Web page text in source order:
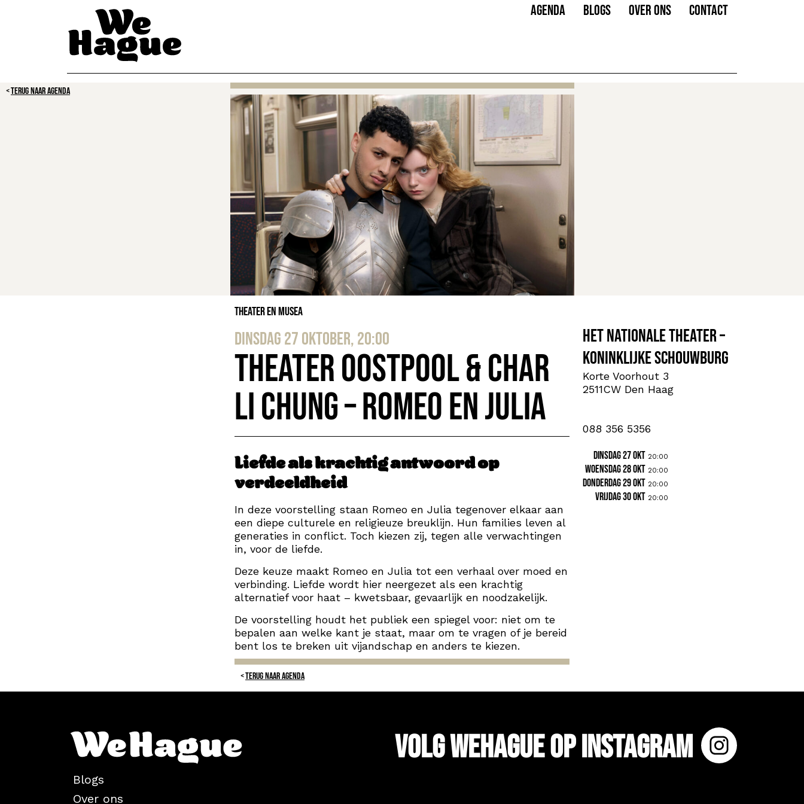
AGENDA BLOGS OVER ONS CONTACT
TERUG NAAR AGENDA
Theater en Musea
dinsdag 27 oktober, 20:00
Theater Oostpool & Char
Li Chung – Romeo en Julia
Liefde als krachtig antwoord op
verdeeldheid
In deze voorstelling staan Romeo en Julia tegenover elkaar aan
een diepe culturele en religieuze breuklijn. Hun families leven al
generaties in conflict. Toch kiezen zij, tegen alle verwachtingen
in, voor de liefde.
Deze keuze maakt Romeo en Julia tot een verhaal over moed en
verbinding. Liefde wordt hier neergezet als een krachtig
alternatief voor haat – kwetsbaar, gevaarlijk en noodzakelijk.
De voorstelling houdt het publiek een spiegel voor: niet om te
bepalen aan welke kant je staat, maar om te vragen of je bereid
bent los te breken uit vijandschap en anders te kiezen.
TERUG NAAR AGENDA
Het Nationale Theater –
Koninklijke Schouwburg
Korte Voorhout 3
2511CW Den Haag
088 356 5356
dinsdag 27 okt 20:00
woensdag 28 okt 20:00
donderdag 29 okt 20:00
vrijdag 30 okt 20:00
Blogs
Over ons
Volg WeHague op Instagram